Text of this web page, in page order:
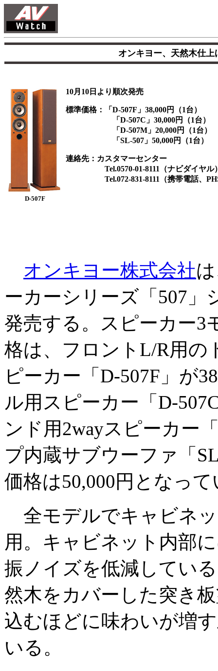
オンキヨー、天然木仕
D-507F
10月10日より順次発売
標準価格：「D-507F」38,000円（1台）
「D-507C」30,000円（1台）
「D-507M」20,000円（1台）
「SL-507」50,000円（1台）
連絡先：カスタマーセンター
Tel.0570-01-8111（ナビダイヤル
Tel.072-831-8111（携帯電話、
オンキヨー株式会社
ーカーシリーズ「507」
発売する。スピーカー3
格は、フロントL/R用の
ピーカー「D-507F」が
ル用スピーカー「D-
ンド用2wayスピーカー
プ内蔵サブウーファ「
価格は50,000円となっ
全モデルでキャビネ
用。キャビネット内部
振ノイズを低減してい
然木をカバーした突き
込むほどに味わいが増
いる。